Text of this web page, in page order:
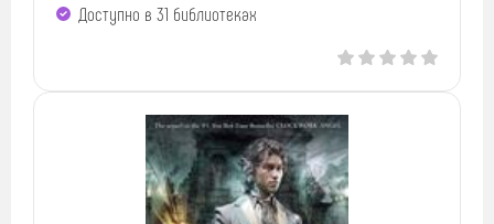
Доступно в 31 библиотеках